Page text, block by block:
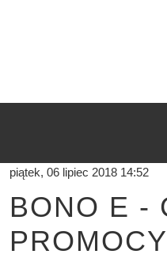
piątek, 06 lipiec 2018 14:52
BONO E -